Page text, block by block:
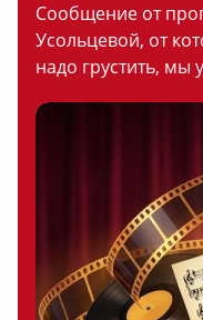
Сообщение от
Усольцевой, от
надо грустить, мы